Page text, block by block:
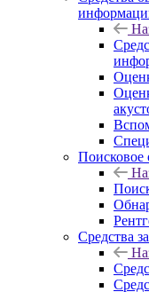
Поисковое
Средства